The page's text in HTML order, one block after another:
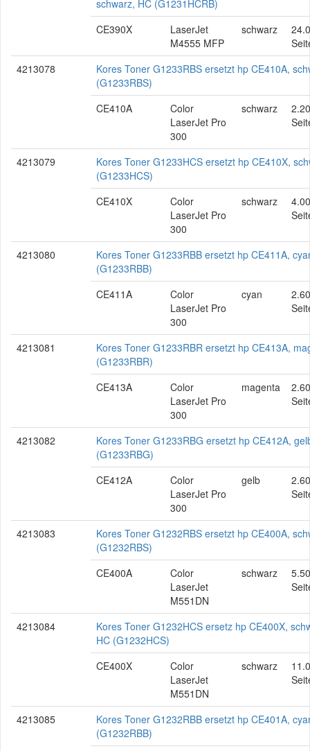
schwarz, HC (G1231HCRB)
CE390X
LaserJet
M4555 MFP
schwarz
4213078
Kores Toner G1233RBS ersetzt hp CE410A,
(G1233RBS)
CE410A
Color
LaserJet Pro
300
schwarz
4213079
Kores Toner G1233HCS ersetzt hp CE410X,
(G1233HCS)
CE410X
Color
LaserJet Pro
300
schwarz
4213080
Kores Toner G1233RBB ersetzt hp CE411A,
(G1233RBB)
CE411A
Color
LaserJet Pro
300
cyan
4213081
Kores Toner G1233RBR ersetzt hp CE413A,
(G1233RBR)
CE413A
Color
LaserJet Pro
300
magenta
4213082
Kores Toner G1233RBG ersetzt hp CE412A,
(G1233RBG)
CE412A
Color
LaserJet Pro
300
gelb
4213083
Kores Toner G1232RBS ersetzt hp CE400A,
(G1232RBS)
CE400A
Color
LaserJet
M551DN
schwarz
4213084
Kores Toner G1232HCS ersetz hp CE400X,
HC (G1232HCS)
CE400X
Color
LaserJet
M551DN
schwarz
4213085
Kores Toner G1232RBB ersetzt hp CE401A,
(G1232RBB)